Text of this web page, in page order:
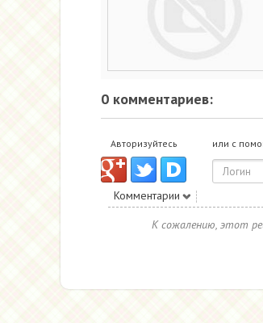
0 комментариев:
Авторизуйтесь или с
Комментарии
К сожалению, этот